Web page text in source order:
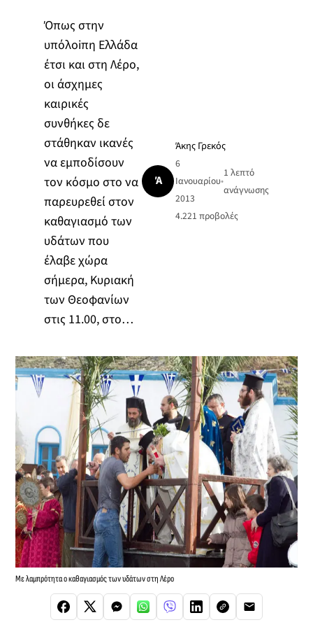
Όπως στην
υπόλoiπη Ελλάδα
έτσι και στη Λέρο,
οι άσχημες
καιρικές
συνθήκες δε
στάθηκαν ικανές
να εμποδίσουν
τον κόσμο στο να
παρευρεθεί στον
καθαγιασμό των
υδάτων που
έλαβε χώρα
σήμερα, Κυριακή
των Θεοφανίων
στις 11.00, στο…
Ά
Άκης Γρεκός
6
Ιανουαρίου
2013
•
1 λεπτό
ανάγνωσης
4.221 προβολές
Με λαμπρότητα ο καθαγιασμός των υδάτων στη Λέρο